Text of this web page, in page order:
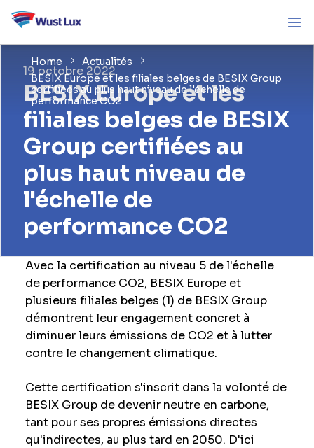
Home
Actualités
BESIX Europe et les filiales belges de BESIX Group
certifiées au plus haut niveau de l'échelle de
performance CO2
19 octobre 2022
BESIX Europe et les
filiales belges de BESIX
Group certifiées au
plus haut niveau de
l'échelle de
performance CO2
Avec la certification au niveau 5 de l'échelle
de performance CO2, BESIX Europe et
plusieurs filiales belges (1) de BESIX Group
démontrent leur engagement concret à
diminuer leurs émissions de CO2 et à lutter
contre le changement climatique.
Cette certification s'inscrit dans la volonté de
BESIX Group de devenir neutre en carbone,
tant pour ses propres émissions directes
qu'indirectes, au plus tard en 2050. D'ici